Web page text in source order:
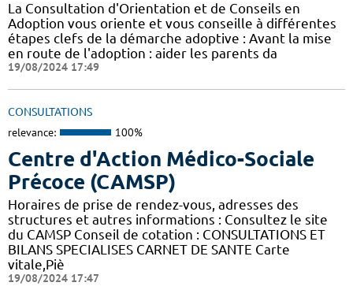
La Consultation d'Orientation et de Conseils en
Adoption vous oriente et vous conseille à différentes
étapes clefs de la démarche adoptive : Avant la mise
en route de l'adoption : aider les parents da
19/08/2024 17:49
CONSULTATIONS
relevance: 100%
Centre d'Action Médico-Sociale
Précoce (CAMSP)
Horaires de prise de rendez-vous, adresses des
structures et autres informations : Consultez le site
du CAMSP Conseil de cotation : CONSULTATIONS ET
BILANS SPECIALISES CARNET DE SANTE Carte
vitale,Piè
19/08/2024 17:47